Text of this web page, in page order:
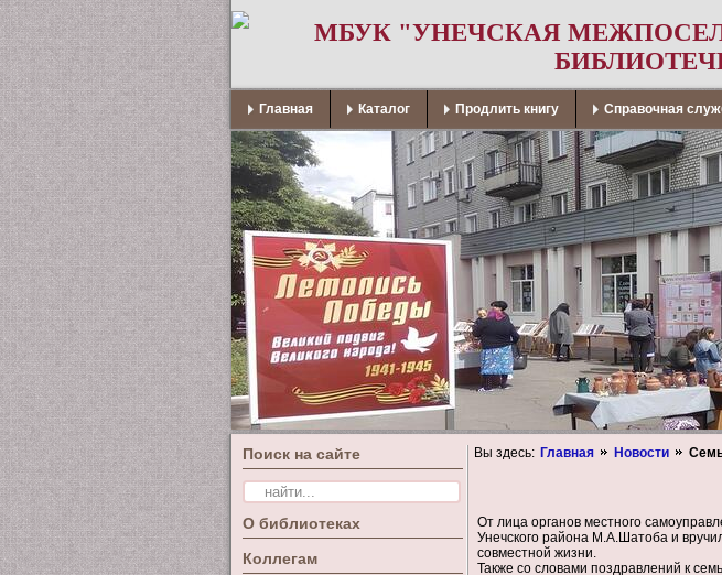
МБУК "УНЕЧСКАЯ
Главная Каталог Продлить книгу Справочная
Поиск на сайте
О библиотеках
Коллегам
Вы здесь: Главная Новости
От лица органов местного
Унечского района М.А.Шатоба и
совместной жизни.
Также со словами поздравлений к